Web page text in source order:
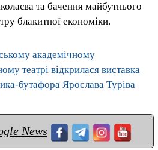
та бачення майбутнього
блакитної економіки.
академічному
театрі відкрилася виставка
бутафора Ярослава Туріва
News